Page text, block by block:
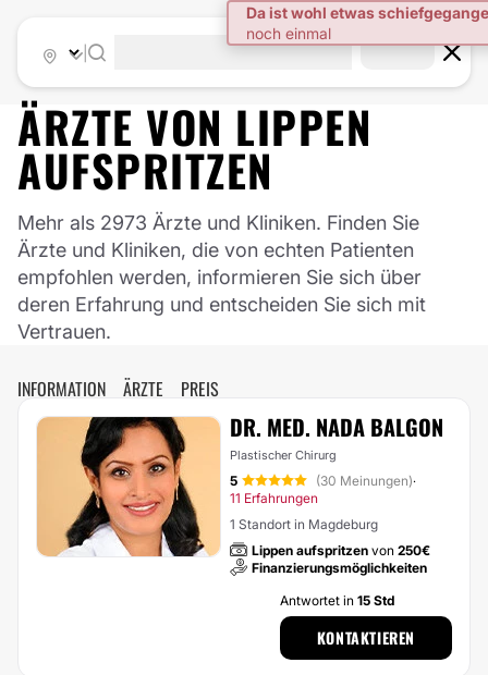
ÄRZTE VON LIPPEN
AUFSPRITZEN
Mehr als 2973 Ärzte und Kliniken. Finden Sie
Ärzte und Kliniken, die von echten Patienten
empfohlen werden, informieren Sie sich über
deren Erfahrung und entscheiden Sie sich mit
Vertrauen.
INFORMATION ÄRZTE PREIS
DR. MED. NADA BALGON
Plastischer Chirurg
5 (30 Meinungen)·
11 Erfahrungen
1 Standort in Magdeburg
Lippen aufspritzen von 250€
Finanzierungsmöglichkeiten
Antwortet in 15 Std
KONTAKTIEREN